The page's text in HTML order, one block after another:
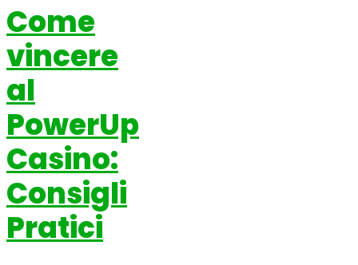
Come
vincere
al
PowerUp
Casino:
Consigli
Pratici